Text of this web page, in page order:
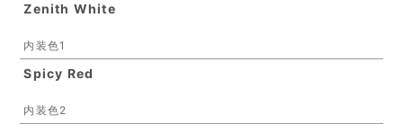
Zenith White
内装色1
Spicy Red
内装色2